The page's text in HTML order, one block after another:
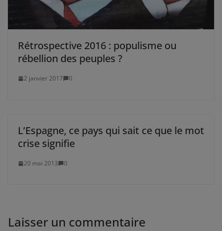
Rétrospective 2016 : populisme ou
rébellion des peuples ?
2 janvier 2017 0
L’Espagne, ce pays qui sait ce que le mot
crise signifie
20 mai 2013 0
Laisser un commentaire